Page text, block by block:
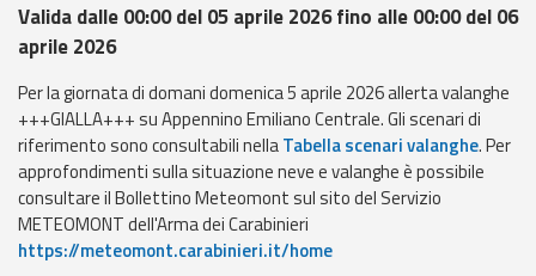
Event
monitoring
Forecasts and
data
Valida dalle 00:00 del 05 aprile 2026 fino alle 00:00 del 06
aprile 2026
Per la giornata di domani domenica 5 aprile 2026 allerta valanghe
+++GIALLA+++ su Appennino Emiliano Centrale. Gli scenari di
riferimento sono consultabili nellaTabella scenari valanghe. Per
approfondimenti sulla situazione neve e valanghe è possibile
consultare il Bollettino Meteomont sul sito del Servizio
METEOMONT dell'Arma dei Carabinieri
https://meteomont.carabinieri.it/home